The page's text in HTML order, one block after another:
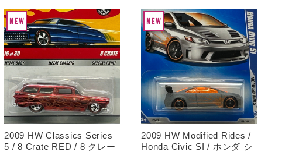
2009 HW Classics Series
5 / 8 Crate RED / 8 クレー
2009 HW Modified Rides /
Honda Civic SI / ホンダ シ